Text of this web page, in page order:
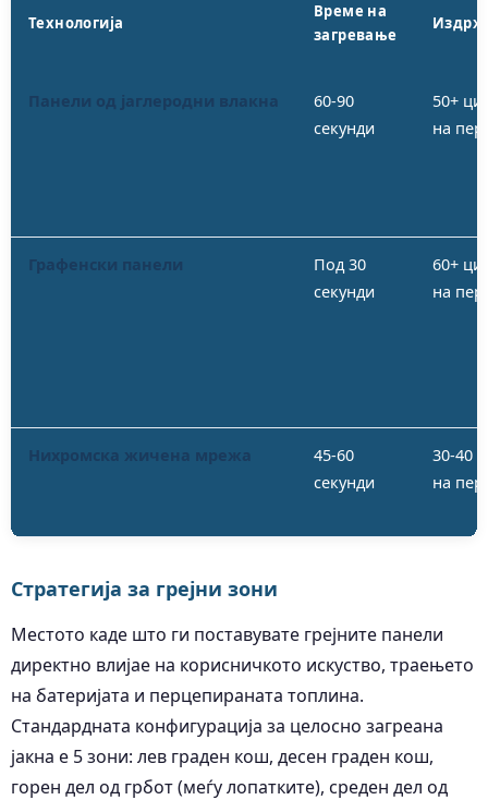
Технологија
Време на
загревање
Панели од јаглеродни влакна
60-90
секунди
50+
на
Графенски панели
Под 30
секунди
60+
на
Нихромска жичена мрежа
45-60
секунди
30-40
на
Стратегија за грејни зони
Местото каде што ги поставувате грејните панели
директно влијае на корисничкото искуство, траењето
на батеријата и перцепираната топлина.
Стандардната конфигурација за целосно загреана
јакна е 5 зони: лев граден кош, десен граден кош,
горен дел од грбот (меѓу лопатките), среден дел од